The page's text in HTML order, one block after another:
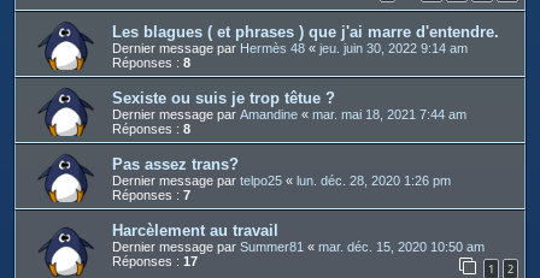
Les blagues ( et phrases ) que j'ai marre d'entendre.
Dernier message par Hermès 48 « jeu. juin 30, 2022 9:14 am
Réponses : 8
Sexiste ou suis je trop têtue ?
Dernier message par Amandine « mar. mai 18, 2021 7:44 am
Réponses : 8
Pas assez trans?
Dernier message par telpo25 « lun. déc. 28, 2020 1:26 pm
Réponses : 7
Harcèlement au travail
Dernier message par Summer81 « mar. déc. 15, 2020 10:50 am
Réponses : 17 1 2